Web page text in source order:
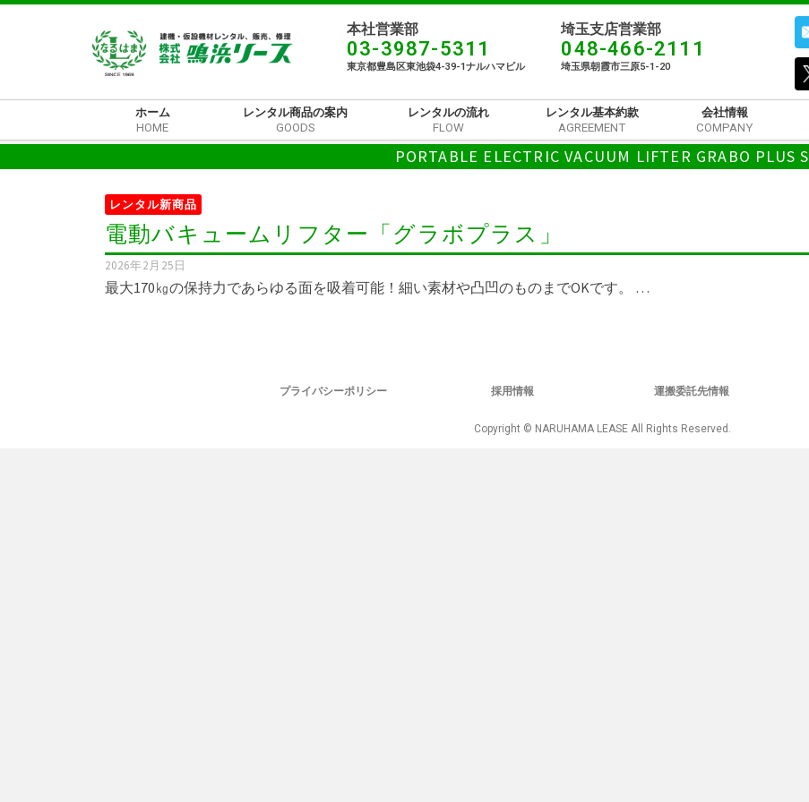
本社営業部​
03-3987-5311
東京都豊島区東池袋4-39-1ナルハマビル​
埼玉支店営業部
048-466-2111
埼玉県朝霞市三原5-1-20
ホーム
HOME
レンタル商品の案内
GOODS
レンタルの流れ
FLOW
レンタル基本約款
AGREEMENT
会社情報
COMPANY
PORTABLE ELECTRIC VACUUM LIFTER GRABO PLUS S
レンタル新商品
電動バキュームリフター「グラボプラス」
2026年2月25日
最大170㎏の保持力であらゆる面を吸着可能！細い素材や凸凹のものまでOKです。 …
プライバシーポリシー 採用情報 運搬委託先情報
Copyright © NARUHAMA LEASE All Rights Reserved.